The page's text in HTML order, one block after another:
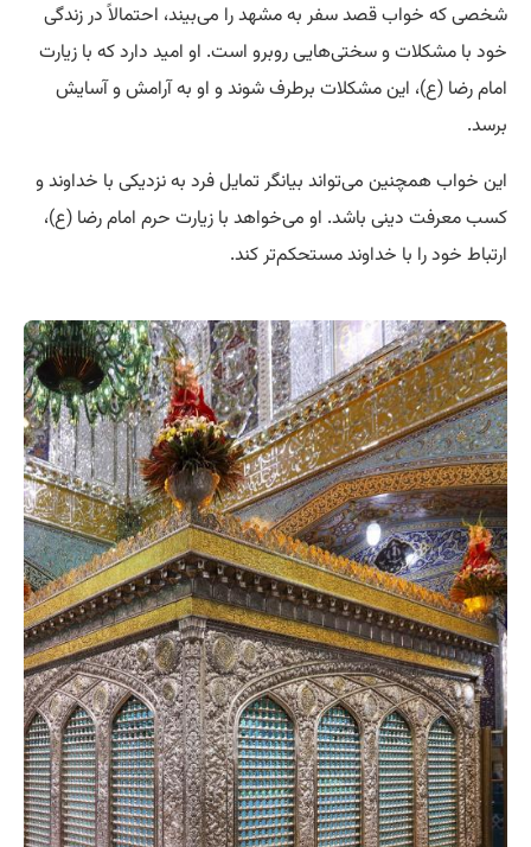
شخصی که خواب قصد سفر به مشهد را می‌بیند، احتمالاً در زندگی
خود با مشکلات و سختی‌هایی روبرو است. او امید دارد که با زیارت
امام رضا (ع)، این مشکلات برطرف شوند و او به آرامش و آسایش
برسد.
این خواب همچنین می‌تواند بیانگر تمایل فرد به نزدیکی با خداوند و
کسب معرفت دینی باشد. او می‌خواهد با زیارت حرم امام رضا (ع)،
ارتباط خود را با خداوند مستحکم‌تر کند.